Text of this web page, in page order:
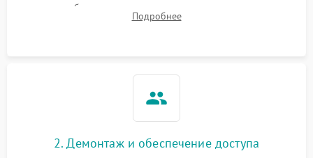
жалоб на отсутствие слива, нагрева, вращения
разбрызгивателей или срабатывание системы защиты
Подробнее
2. Демонтаж и обеспечение доступа